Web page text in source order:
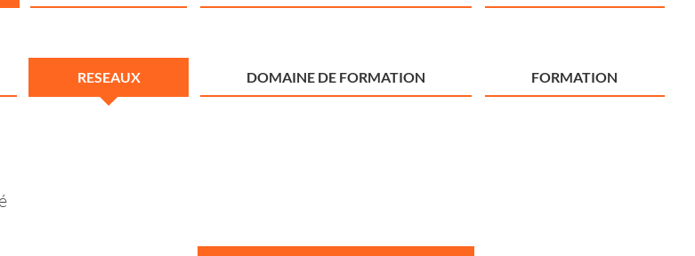
RESEAUX DOMAINE DE FORMATION FORMATION